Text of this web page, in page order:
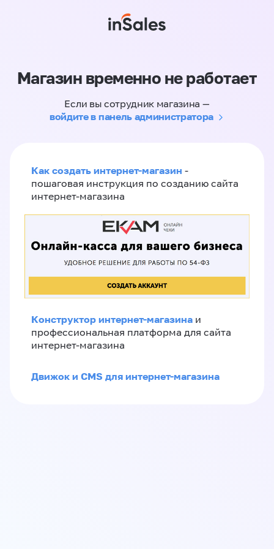
Магазин временно не работает
Если вы сотрудник магазина —
войдите в панель администратора
Как создать интернет-магазин -
пошаговая инструкция по созданию сайта
интернет-магазина
Конструктор интернет-магазина и
профессиональная платформа для сайта
интернет-магазина
Движок и CMS для интернет-магазина